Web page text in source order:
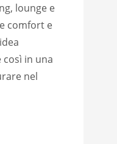
lounge e
comfort e
così in una
nel